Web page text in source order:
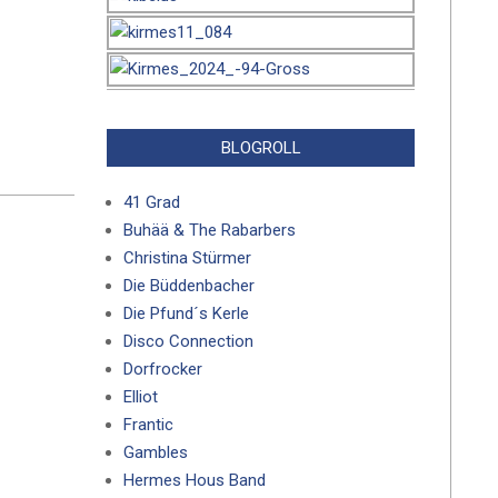
BLOGROLL
41 Grad
Buhää & The Rabarbers
Christina Stürmer
Die Büddenbacher
Die Pfund´s Kerle
Disco Connection
Dorfrocker
Elliot
Frantic
Gambles
Hermes Hous Band